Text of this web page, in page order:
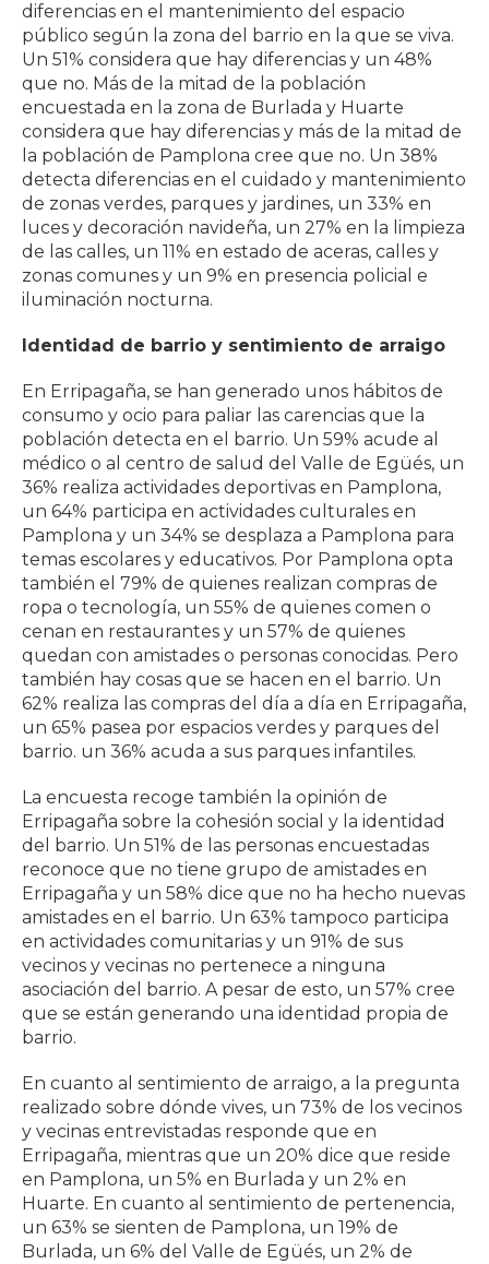
diferencias en el mantenimiento del espacio
público según la zona del barrio en la que se viva.
Un 51% considera que hay diferencias y un 48%
que no. Más de la mitad de la población
encuestada en la zona de Burlada y Huarte
considera que hay diferencias y más de la mitad de
la población de Pamplona cree que no. Un 38%
detecta diferencias en el cuidado y mantenimiento
de zonas verdes, parques y jardines, un 33% en
luces y decoración navideña, un 27% en la limpieza
de las calles, un 11% en estado de aceras, calles y
zonas comunes y un 9% en presencia policial e
iluminación nocturna.
Identidad de barrio y sentimiento de arraigo
En Erripagaña, se han generado unos hábitos de
consumo y ocio para paliar las carencias que la
población detecta en el barrio. Un 59% acude al
médico o al centro de salud del Valle de Egüés, un
36% realiza actividades deportivas en Pamplona,
un 64% participa en actividades culturales en
Pamplona y un 34% se desplaza a Pamplona para
temas escolares y educativos. Por Pamplona opta
también el 79% de quienes realizan compras de
ropa o tecnología, un 55% de quienes comen o
cenan en restaurantes y un 57% de quienes
quedan con amistades o personas conocidas. Pero
también hay cosas que se hacen en el barrio. Un
62% realiza las compras del día a día en Erripagaña,
un 65% pasea por espacios verdes y parques del
barrio. un 36% acuda a sus parques infantiles.
La encuesta recoge también la opinión de
Erripagaña sobre la cohesión social y la identidad
del barrio. Un 51% de las personas encuestadas
reconoce que no tiene grupo de amistades en
Erripagaña y un 58% dice que no ha hecho nuevas
amistades en el barrio. Un 63% tampoco participa
en actividades comunitarias y un 91% de sus
vecinos y vecinas no pertenece a ninguna
asociación del barrio. A pesar de esto, un 57% cree
que se están generando una identidad propia de
barrio.
En cuanto al sentimiento de arraigo, a la pregunta
realizado sobre dónde vives, un 73% de los vecinos
y vecinas entrevistadas responde que en
Erripagaña, mientras que un 20% dice que reside
en Pamplona, un 5% en Burlada y un 2% en
Huarte. En cuanto al sentimiento de pertenencia,
un 63% se sienten de Pamplona, un 19% de
Burlada, un 6% del Valle de Egüés, un 2% de